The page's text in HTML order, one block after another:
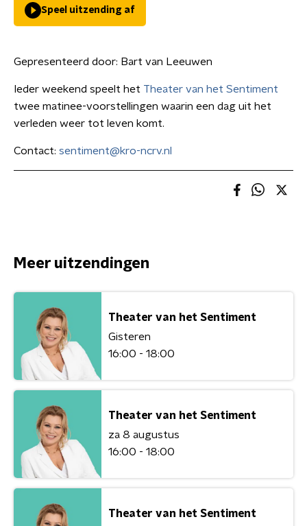
Speel uitzending af
Gepresenteerd door: Bart van Leeuwen
Ieder weekend speelt het Theater van het Sentiment
twee matinee-voorstellingen waarin een dag uit het
verleden weer tot leven komt.
Contact: sentiment@kro-ncrv.nl
Meer uitzendingen
Theater van het Sentiment
Gisteren
16:00 - 18:00
Theater van het Sentiment
za 8 augustus
16:00 - 18:00
Theater van het Sentiment